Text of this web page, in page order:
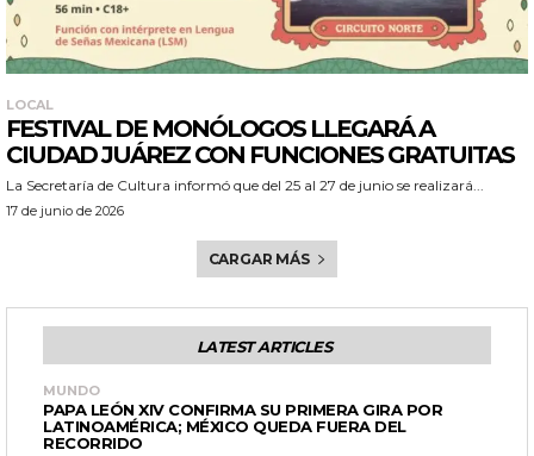
LOCAL
FESTIVAL DE MONÓLOGOS LLEGARÁ A
CIUDAD JUÁREZ CON FUNCIONES GRATUITAS
La Secretaría de Cultura informó que del 25 al 27 de junio se realizará...
17 de junio de 2026
CARGAR MÁS
LATEST ARTICLES
MUNDO
PAPA LEÓN XIV CONFIRMA SU PRIMERA GIRA POR
LATINOAMÉRICA; MÉXICO QUEDA FUERA DEL
RECORRIDO